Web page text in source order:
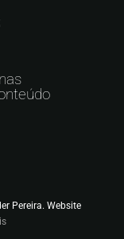
Pereira. Website